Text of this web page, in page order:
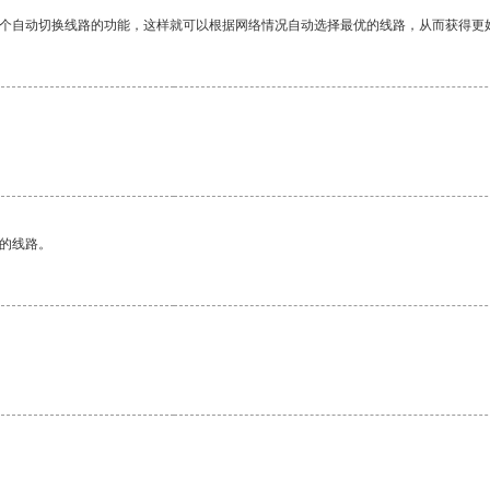
动切换线路的功能，这样就可以根据网络情况自动选择最优的线路，从而获得更
线路。